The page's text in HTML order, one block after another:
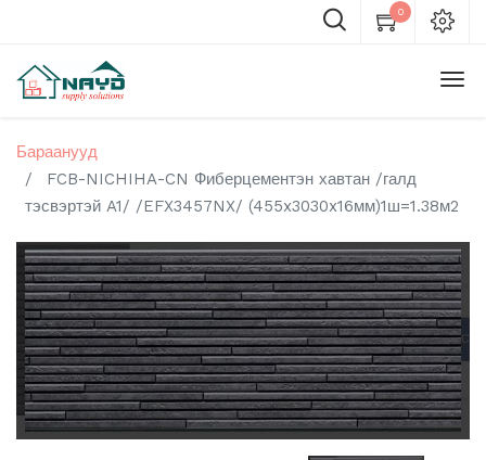
0
Бараанууд
FCB-NICHIHA-CN Фиберцементэн хавтан /галд
тэсвэртэй A1/ /EFX3457NX/ (455x3030x16мм)1ш=1.38м2